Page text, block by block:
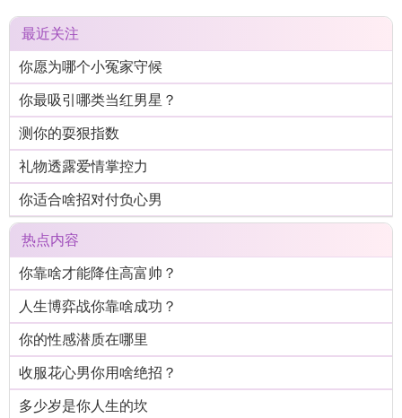
最近关注
你愿为哪个小冤家守候
你最吸引哪类当红男星？
测你的耍狠指数
礼物透露爱情掌控力
你适合啥招对付负心男
热点内容
你靠啥才能降住高富帅？
人生博弈战你靠啥成功？
你的性感潜质在哪里
收服花心男你用啥绝招？
多少岁是你人生的坎